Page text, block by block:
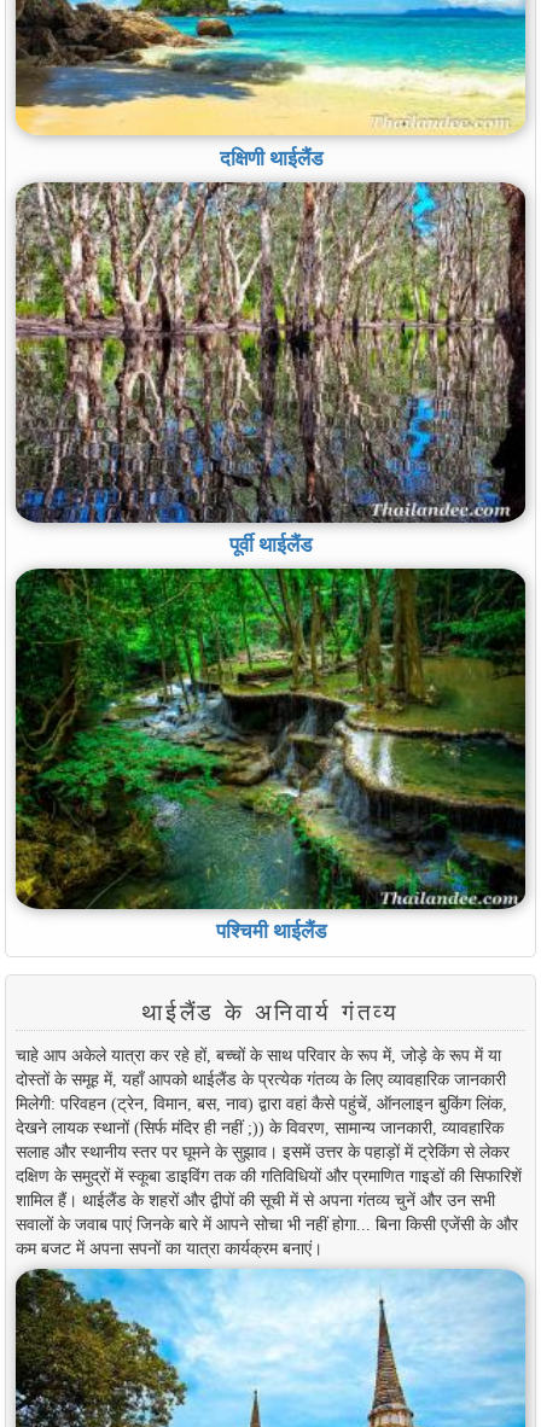
दक्षिणी थाईलैंड
पूर्वी थाईलैंड
पश्चिमी थाईलैंड
थाईलैंड के अनिवार्य गंतव्य
चाहे आप अकेले यात्रा कर रहे हों, बच्चों के साथ परिवार के रूप में, जोड़े के रूप में या
दोस्तों के समूह में, यहाँ आपको थाईलैंड के प्रत्येक गंतव्य के लिए व्यावहारिक जानकारी
मिलेगी: परिवहन (ट्रेन, विमान, बस, नाव) द्वारा वहां कैसे पहुंचें, ऑनलाइन बुकिंग लिंक,
देखने लायक स्थानों (सिर्फ मंदिर ही नहीं ;)) के विवरण, सामान्य जानकारी, व्यावहारिक
सलाह और स्थानीय स्तर पर घूमने के सुझाव। इसमें उत्तर के पहाड़ों में ट्रेकिंग से लेकर
दक्षिण के समुद्रों में स्कूबा डाइविंग तक की गतिविधियों और प्रमाणित गाइडों की सिफारिशें
शामिल हैं। थाईलैंड के शहरों और द्वीपों की सूची में से अपना गंतव्य चुनें और उन सभी
सवालों के जवाब पाएं जिनके बारे में आपने सोचा भी नहीं होगा... बिना किसी एजेंसी के और
कम बजट में अपना सपनों का यात्रा कार्यक्रम बनाएं।